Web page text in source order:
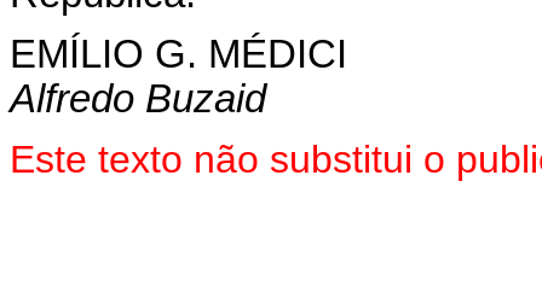
EMÍLIO G. MÉDICI
Alfredo Buzaid
Este texto não substitui o